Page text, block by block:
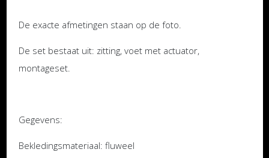
De exacte afmetingen staan ​​op de foto.
De set bestaat uit: zitting, voet met actuator,
montageset.
Gegevens:
Bekledingsmateriaal: fluweel